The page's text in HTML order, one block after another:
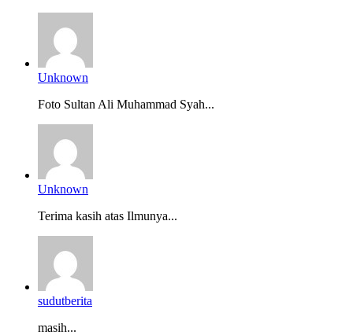
Unknown
Foto Sultan Ali Muhammad Syah...
Unknown
Terima kasih atas Ilmunya...
sudutberita
masih...